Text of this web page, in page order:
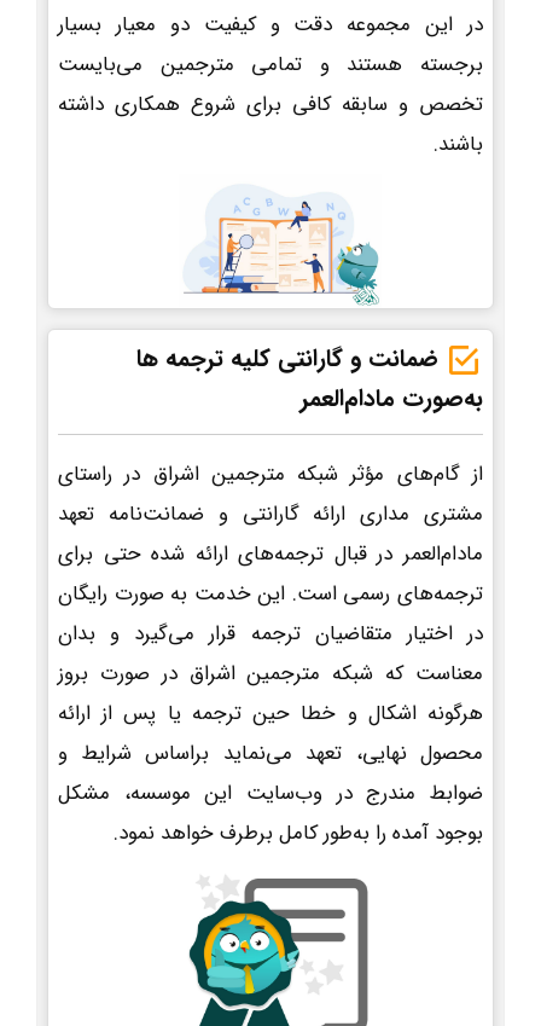
در این مجموعه دقت و کیفیت دو معیار بسیار
برجسته هستند و تمامی مترجمین می‌بایست
تخصص و سابقه کافی برای شروع همکاری داشته
باشند.
ضمانت و گارانتی کلیه ترجمه ها
به‌صورت مادام‌العمر
از گام‌های مؤثر شبکه مترجمین اشراق در راستای
مشتری مداری ارائه گارانتی و ضمانت‌نامه تعهد
مادام‌العمر در قبال ترجمه‌های ارائه شده حتی برای
ترجمه‌های رسمی است. این خدمت به صورت رایگان
در اختیار متقاضیان ترجمه قرار می‌گیرد و بدان
معناست که شبکه مترجمین اشراق در صورت بروز
هرگونه اشکال و خطا حین ترجمه یا پس از ارائه
محصول نهایی، تعهد می‌نماید براساس شرایط و
ضوابط مندرج در وب‌سایت این موسسه، مشکل
بوجود آمده را به‌طور کامل برطرف خواهد نمود.